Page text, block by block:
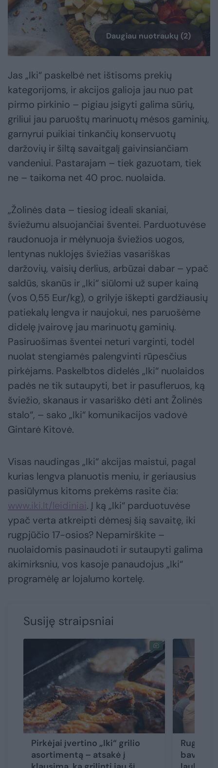
Daugiau nuotraukų (2)
Jas „Iki“ paskelbė net ištisoms prekių
kategorijoms, ir akcijos galioja jau nuo pat
pirmo pirkinio – pigiau įsigyti galima sūrių,
griliui jau paruoštų marinuotų mėsos gaminių,
garnyrui puikiai tinkančių konservuotų
daržovių ir šiltą savaitgalį gaivinsiančiam
vandeniui. Pastarajam – tiek gazuotam, tiek
ne – taikoma net 40 proc. nuolaida.
„Žolinės data – tiesiog ideali skaniai,
šviežumu alsuojančiai šventei. Parduotuvėse
raudonuoja ir mėlynuoja šviežios uogos,
lentynas nuklojęs šviežias vasariškas
daržovių, vaisių derlius, arbūzai dabar – ypač
saldūs, skanūs ir „Iki“ siūlomi už super kainą
(vos 0,55 Eur/kg), o grilyje iškepti gardžiausių
patiekalų lengva ir naujokui, nes paruošėme
didelę įvairovę jau marinuotų gaminių.
Pasiruošimas šventei neturi varginti, todėl
nuolat stengiamės palengvinti rūpesčius
pirkėjams. Paskelbtos didelės „Iki“ nuolaidos
padės ne tik sutaupyti, bet ir pasufleruos, ką
šviežio, skanaus ir vasariško dėti ant Žolinės
stalo“, – sako „Iki“ komunikacijos vadovė
Gintarė Kitovė.
Visas naudingas „Iki“ akcijas maistui, pagal
kurias lengva planuotis meniu, ir geriausius
pasiūlymus kitoms prekėms rasite čia:
www.iki.lt/leidiniai. Į ką „Iki“ parduotuvėse
ypač verta atkreipti dėmesį šią savaitę, iki
rugpjūčio 17-osios? Nepamirškite –
nuolaidomis pasinaudoti ir sutaupyti galima
akimirksniu, vos kasoje panaudojus „Iki“
programėlę ar lojalumo kortelę.
Susiję straipsniai
Pirkėjai įvertino „Iki“ grilio
asortimentą – atsakė į
Rugsėjį